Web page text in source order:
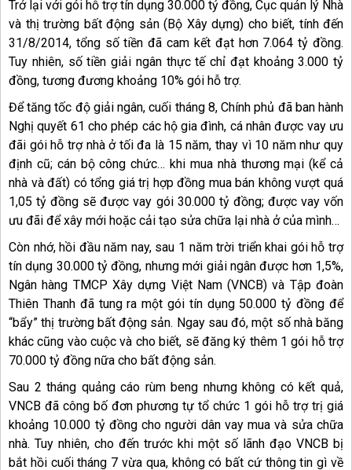
Trở lại với gói hỗ trợ tín dụng 30.000 tỷ đồng, Cục quản lý Nhà
và thị trường bất động sản (Bộ Xây dựng) cho biết, tính đến
31/8/2014, tổng số tiền đã cam kết đạt hơn 7.064 tỷ đồng.
Tuy nhiên, số tiền giải ngân thực tế chỉ đạt khoảng 3.000 tỷ
đồng, tương đương khoảng 10% gói hỗ trợ.
Để tăng tốc độ giải ngân, cuối tháng 8, Chính phủ đã ban hành
Nghị quyết 61 cho phép các hộ gia đình, cá nhân được vay ưu
đãi gói hỗ trợ nhà ở tối đa là 15 năm, thay vì 10 năm như quy
định cũ; cán bộ công chức… khi mua nhà thương mại (kể cả
nhà và đất) có tổng giá trị hợp đồng mua bán không vượt quá
1,05 tỷ đồng sẽ được vay gói 30.000 tỷ đồng; được vay vốn
ưu đãi để xây mới hoặc cải tạo sửa chữa lại nhà ở của mình…
Còn nhớ, hồi đầu năm nay, sau 1 năm trời triển khai gói hỗ trợ
tín dụng 30.000 tỷ đồng, nhưng mới giải ngân được hơn 1,5%,
Ngân hàng TMCP Xây dựng Việt Nam (VNCB) và Tập đoàn
Thiên Thanh đã tung ra một gói tín dụng 50.000 tỷ đồng để
“bẩy” thị trường bất động sản. Ngay sau đó, một số nhà băng
khác cũng vào cuộc và cho biết, sẽ đăng ký thêm 1 gói hỗ trợ
70.000 tỷ đồng nữa cho bất động sản.
Sau 2 tháng quảng cáo rùm beng nhưng không có kết quả,
VNCB đã công bố đơn phương tự tổ chức 1 gói hỗ trợ trị giá
khoảng 10.000 tỷ đồng cho người dân vay mua và sửa chữa
nhà. Tuy nhiên, cho đến trước khi một số lãnh đạo VNCB bị
bắt hồi cuối tháng 7 vừa qua, không có bất cứ thông tin gì về